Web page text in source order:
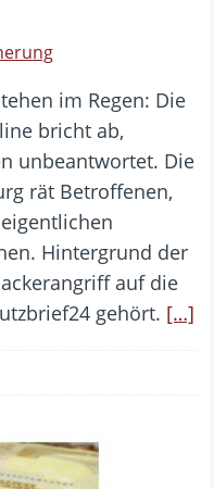
im Regen: Die
bricht ab,
unbeantwortet. Die
rät Betroffenen,
Hintergrund der
auf die
gehört. […]